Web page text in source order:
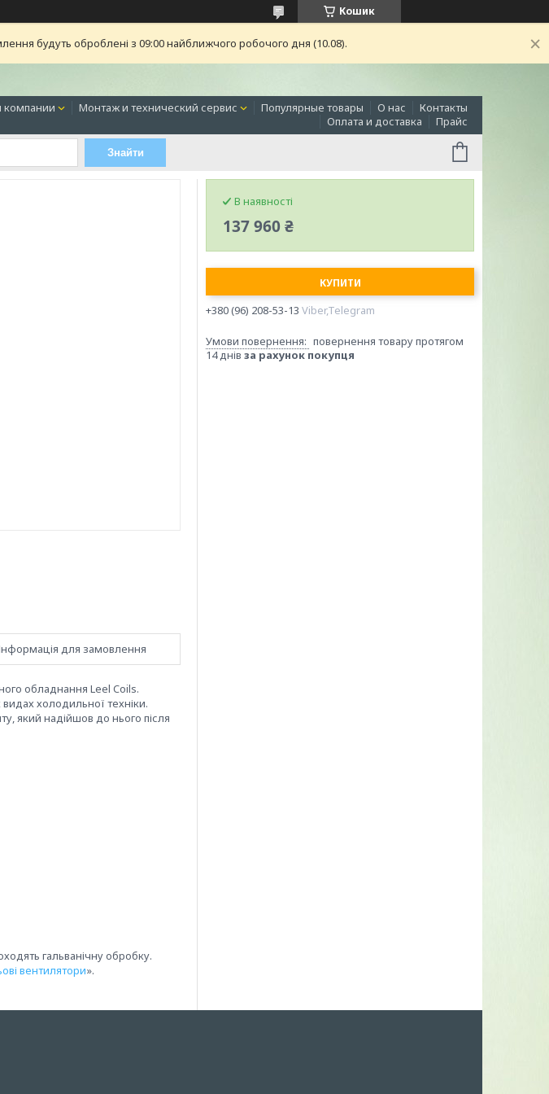
Кошик
будуть оброблені з 09:00 найближчого робочого дня (10.08).
компании Монтаж и технический сервис Популярные товары О нас
Контакты
Оплата и доставка
Прайс
Знайти
для замовлення
обладнання Leel Coils.
холодильної техніки.
який надійшов до нього після
гальванічну обробку.
вентилятори».
В наявності
137 960 ₴
КУПИТИ
+380 (96) 208-53-13 Viber,Telegram
повернення товару протягом
14 днів за рахунок покупця